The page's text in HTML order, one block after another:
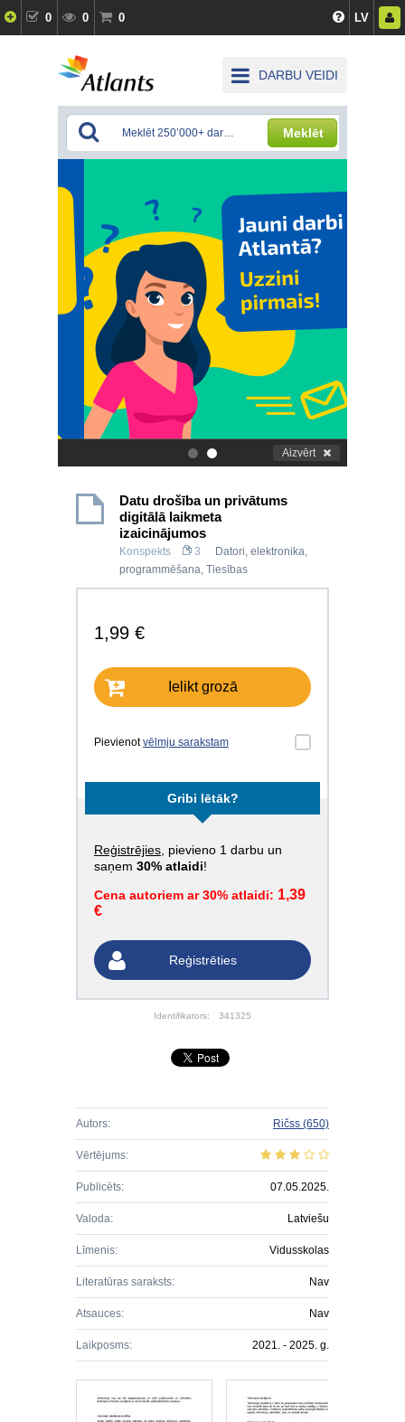
0 0 0 LV
DARBU VEIDI
Meklēt
. Aizvērt
Datu drošība un privātums
digitālā laikmeta
izaicinājumos
Konspekts 3
Datori, elektronika,
programmēšana, Tiesības
1,99 €
Ielikt grozā
Pievienotvēlmju sarakstam
Gribi lētāk?
Reģistrējies , pievieno 1 darbu un
saņem 30% atlaidi!
Cena autoriem ar 30% atlaidi: 1,39
€
Reģistrēties
Identifikators: 341325
Autors: Ričss (650)
Vērtējums:
Publicēts: 07.05.2025.
Valoda: Latviešu
Līmenis: Vidusskolas
Literatūras saraksts: Nav
Atsauces: Nav
Laikposms: 2021. - 2025. g.